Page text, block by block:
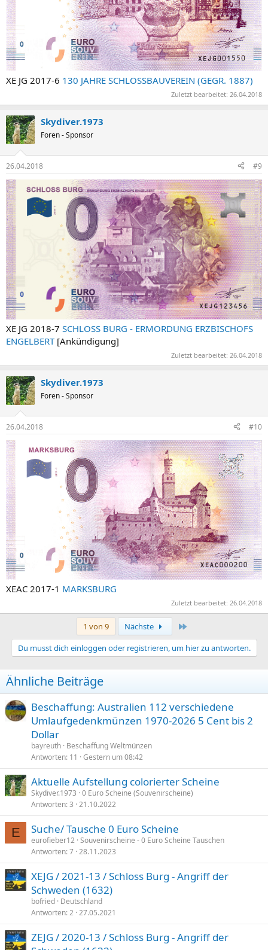
XE JG 2017-6 130 JAHRE SCHLOSSBAUVEREIN (GEGR. 1887)
Zuletzt bearbeitet: 26.04.2018
Skydiver.1973
Foren - Sponsor
26.04.2018 #9
XE JG 2018-7 SCHLOSS BURG - ERMORDUNG ERZBISCHOFS
ENGELBERT [Ankündigung]
Zuletzt bearbeitet: 26.04.2018
Skydiver.1973
Foren - Sponsor
26.04.2018 #10
XEAC 2017-1 MARKSBURG
Zuletzt bearbeitet: 26.04.2018
1 von 9 Nächste
Du musst dich einloggen oder registrieren, um hier zu antworten.
Ähnliche Beiträge
Beschaffung: Australien 112 verschiedene
Umlaufgedenkmünzen 1970-2026 5 Cent bis 2
Dollar
bayreuth Beschaffung Weltmünzen
Antworten 11 Gestern um 08:42
Aktuelle Aufstellung colorierter Scheine
Skydiver.1973 0 Euro Scheine (Souvenirscheine)
Antworten 3 21.10.2022
E Suche/ Tausche 0 Euro Scheine
eurofieber12 Souvenirscheine - 0 Euro Scheine Tauschen
Antworten 7 28.11.2023
XEJG / 2021-13 / Schloss Burg - Angriff der
Schweden (1632)
bofried Deutschland
Antworten 2 27.05.2021
ZEJG / 2020-13 / Schloss Burg - Angriff der